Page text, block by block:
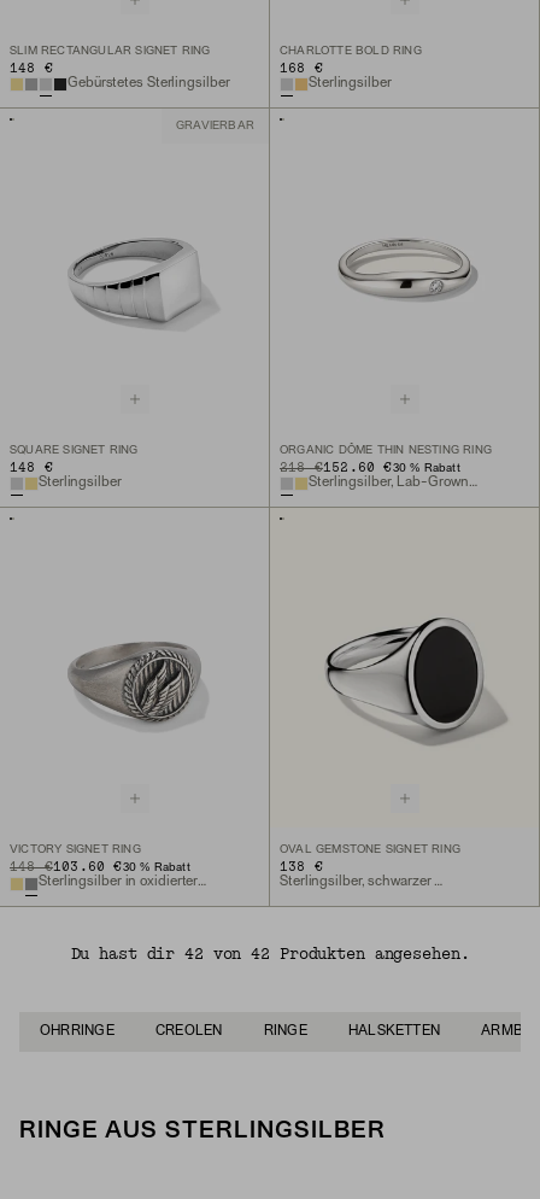
SLIM RECTANGULAR SIGNET RING
148 €
Gebürstetes Sterlingsilber
CHARLOTTE BOLD RING
168 €
Sterlingsilber
GRAVIERBAR
SQUARE SIGNET RING
148 €
Sterlingsilber
ORGANIC DÔME THIN NESTING RING
ORIGINAL PRICE
218 €
SALE PRICE152.60 €30 % Rabatt
VICTORY SIGNET RING
ORIGINAL PRICE
148 €
SALE PRICE103.60 €30 % Rabatt
Sterlingsilber in oxidierter Optik
OVAL GEMSTONE SIGNET RING
138 €
Sterlingsilber, schwarzer Onyx
Du hast dir 42 von 42 Produkten angesehen.
OHRRINGE CREOLEN RINGE HALSKETTEN
RINGE AUS STERLINGSILBER